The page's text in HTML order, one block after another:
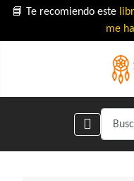
📘 Te recomiendo este
me
Buscar